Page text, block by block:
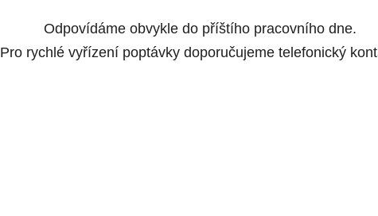
Odpovídáme obvykle do příštího pracovního dne.
Pro rychlé vyřízení poptávky doporučujeme telefonický